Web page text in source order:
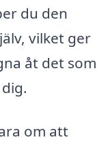
du den
vilket ger
åt det som
om att